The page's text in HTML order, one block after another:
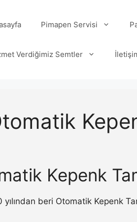
Pimapen Servisi
Verdiğimiz Semtler
Kepenk
beri Otomatik Kepenk